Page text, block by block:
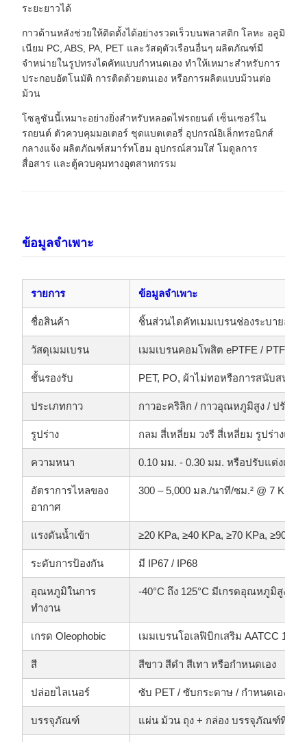
ระยะยาวได้
กาวด้านหลังช่วยให้ติดตั้งได้อย่างรวดเร็วบนพลาสติก โลหะ อลูมิ
เนียม PC, ABS, PA, PET และวัสดุตัวเรือนอื่นๆ ผลิตภัณฑ์มี
จำหน่ายในรูปทรงไดคัทแบบกำหนดเอง ทำให้เหมาะสำหรับการ
ประกอบอัตโนมัติ การติดด้วยตนเอง หรือการผลิตแบบม้วนต่อ
ม้วน
โซลูชันนี้เหมาะอย่างยิ่งสำหรับหลอดไฟรถยนต์ เซ็นเซอร์ใน
รถยนต์ ตัวควบคุมมอเตอร์ ชุดแบตเตอรี่ อุปกรณ์อิเล็กทรอนิกส์
กลางแจ้ง ผลิตภัณฑ์สมาร์ทโฮม อุปกรณ์สวมใส่ โมดูลการ
สื่อสาร และตู้ควบคุมทางอุตสาหกรรม
ข้อมูลจำเพาะ
รายการ ข้อมูลจำเพาะ
ชื่อสินค้า ชิ้นส่วนไดคัทเมมเบรนช่องระบายอา
วัสดุเมมเบรน เมมเบรนคอมโพสิต ePTFE / PTFE
ชั้นรองรับ PET, PO, ผ้าไม่ทอหรือการสนับสนุนแ
ประเภทกาว กาวอะคริลิก / กาวอุณหภูมิสูง / ปรับแต่
รูปร่าง กลม สี่เหลี่ยม วงรี สี่เหลี่ยม รูปร่างแหว
ความหนา 0.10 มม. - 0.30 มม. หรือปรับแต่งเอง
อัตราการไหลของ
อากาศ
300 – 5,000 มล./นาที/ซม.² @ 7 KPa
แรงดันน้ำเข้า ≥20 KPa, ≥40 KPa, ≥70 KPa, ≥90
ระดับการป้องกัน มี IP67 / IP68
อุณหภูมิในการ
ทำงาน
-40°C ถึง 125°C มีเกรดอุณหภูมิสูงที่ป
เกรด Oleophobic เมมเบรนโอเลฟิบิกเสริม AATCC 118
สี สีขาว สีดำ สีเทา หรือกำหนดเอง
ปล่อยไลเนอร์ ซับ PET / ซับกระดาษ / กำหนดเอง
บรรจุภัณฑ์ แผ่น ม้วน ถุง + กล่อง บรรจุภัณฑ์ที่กำห